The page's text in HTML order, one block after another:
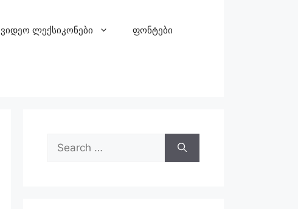
ვიდეო ლექსიკონები ფონტები